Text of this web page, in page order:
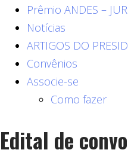
Prêmio ANDES –
Notícias
ARTIGOS DO
Convênios
Associe-se
Como fazer
Edital de